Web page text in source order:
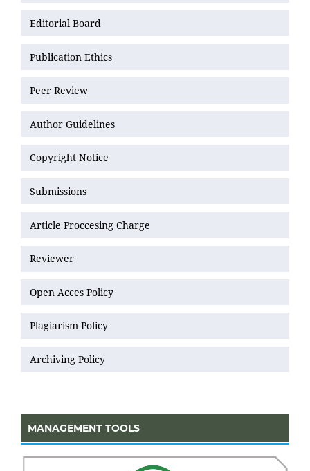
Editorial Board
Publication Ethics
Peer Review
Author Guidelines
Copyright Notice
Submissions
Article Proccesing Charge
Reviewer
Open Acces Policy
Plagiarism Policy
Archiving Policy
MANAGEMENT TOOLS